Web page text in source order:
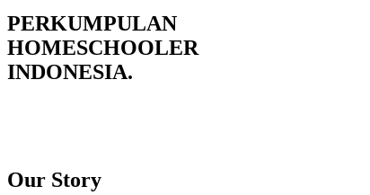
PERKUMPULAN
HOMESCHOOLER
INDONESIA.
Our Story